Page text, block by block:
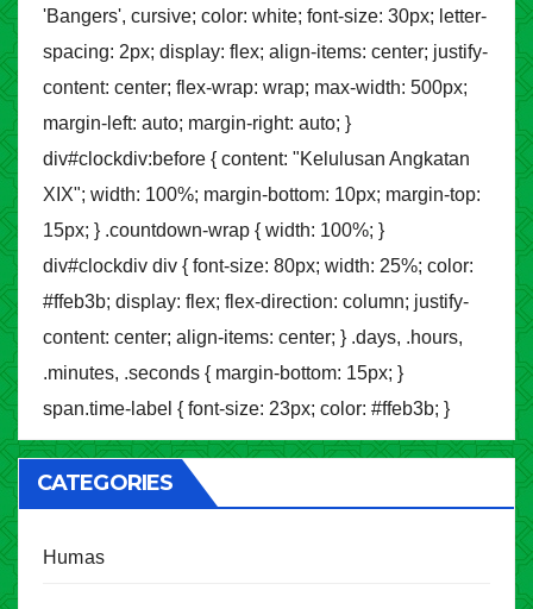
'Bangers', cursive; color: white; font-size: 30px; letter-
spacing: 2px; display: flex; align-items: center; justify-
content: center; flex-wrap: wrap; max-width: 500px;
margin-left: auto; margin-right: auto; }
div#clockdiv:before { content: "Kelulusan Angkatan
XIX"; width: 100%; margin-bottom: 10px; margin-top:
15px; } .countdown-wrap { width: 100%; }
div#clockdiv div { font-size: 80px; width: 25%; color:
#ffeb3b; display: flex; flex-direction: column; justify-
content: center; align-items: center; } .days, .hours,
.minutes, .seconds { margin-bottom: 15px; }
span.time-label { font-size: 23px; color: #ffeb3b; }
CATEGORIES
Humas